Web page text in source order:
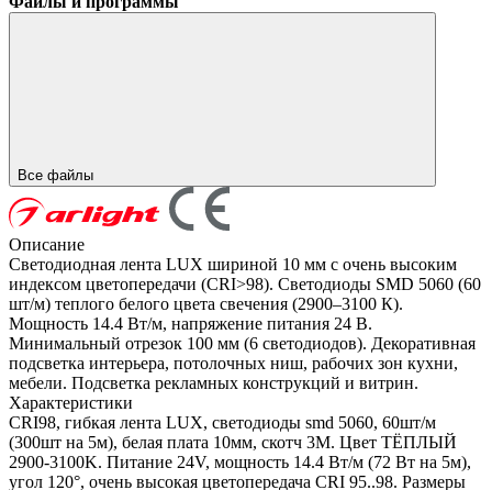
Все файлы
Описание
Светодиодная лента LUX шириной 10 мм с очень высоким
индексом цветопередачи (CRI>98). Светодиоды SMD 5060 (60
шт/м) теплого белого цвета свечения (2900–3100 К).
Мощность 14.4 Вт/м, напряжение питания 24 В.
Минимальный отрезок 100 мм (6 светодиодов). Декоративная
подсветка интерьера, потолочных ниш, рабочих зон кухни,
мебели. Подсветка рекламных конструкций и витрин.
Характеристики
CRI98, гибкая лента LUX, светодиоды smd 5060, 60шт/м
(300шт на 5м), белая плата 10мм, скотч 3М. Цвет ТЁПЛЫЙ
2900-3100K. Питание 24V, мощность 14.4 Вт/м (72 Вт на 5м),
угол 120°, очень высокая цветопередача CRI 95..98. Размеры